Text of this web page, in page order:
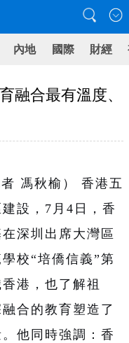
內地 國際 財經
融合最有溫度、
馮秋榆） 香港五
設，7月4日，香
深圳出席大灣區
校“培僑信義”第
港，也了解祖
融合的教育塑造了
他同時強調：香